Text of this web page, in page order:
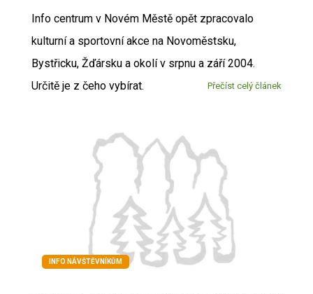
Info centrum v Novém Městě opět zpracovalo
kulturní a sportovní akce na Novoměstsku,
Bystřicku, Žďársku a okolí v srpnu a září 2004.
Určitě je z čeho vybírat.
Přečíst celý článek
INFO NÁVŠTĚVNÍKŮM